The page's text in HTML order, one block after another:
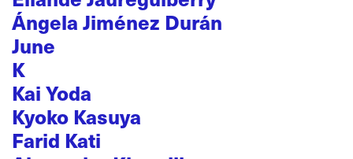
Ángela Jiménez Durán
June
K
Kai Yoda
Kyoko Kasuya
Farid Kati